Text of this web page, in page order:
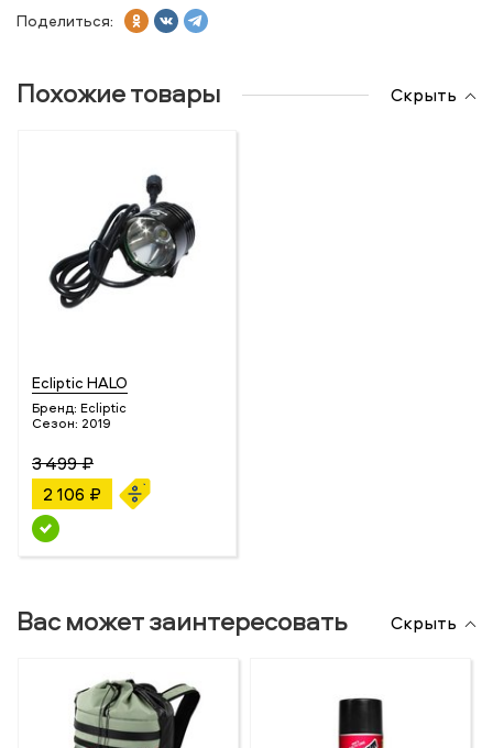
Поделиться:
Похожие товары Скрыть
Ecliptic HALO
Бренд: Ecliptic
Сезон: 2019
3 499 ₽
2 106 ₽
Вас может заинтересовать Скрыть